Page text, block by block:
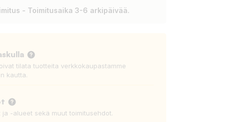
- Toimitusaika 3-6 arkipäivää.
tilata tuotteita verkkokaupastamme
kautta.
ja -alueet sekä muut toimitusehdot.